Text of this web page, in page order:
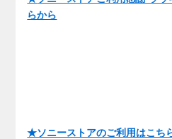
らから
★ソニーストアのご利用はこち